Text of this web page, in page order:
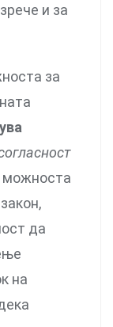
и за
за
можноста
да
на